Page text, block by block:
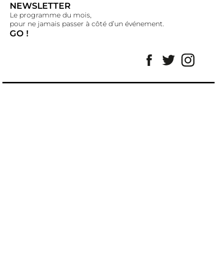
NEWSLETTER
Le programme du mois,
pour ne jamais passer à côté d’un événement.
GO !
Facebook
Twitter